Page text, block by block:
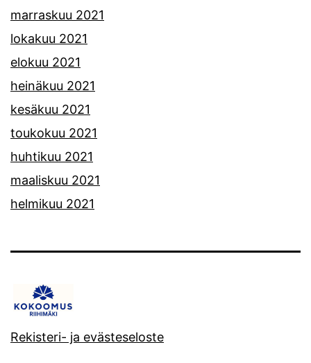
marraskuu 2021
lokakuu 2021
elokuu 2021
heinäkuu 2021
kesäkuu 2021
toukokuu 2021
huhtikuu 2021
maaliskuu 2021
helmikuu 2021
Rekisteri- ja evästeseloste